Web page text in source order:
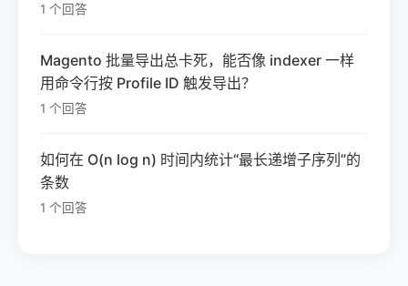
1 个回答
Magento 批量导出总卡死，能否像 indexer 一样
用命令行按 Profile ID 触发导出？
1 个回答
如何在 O(n log n) 时间内统计“最长递增子序列”的
条数
1 个回答